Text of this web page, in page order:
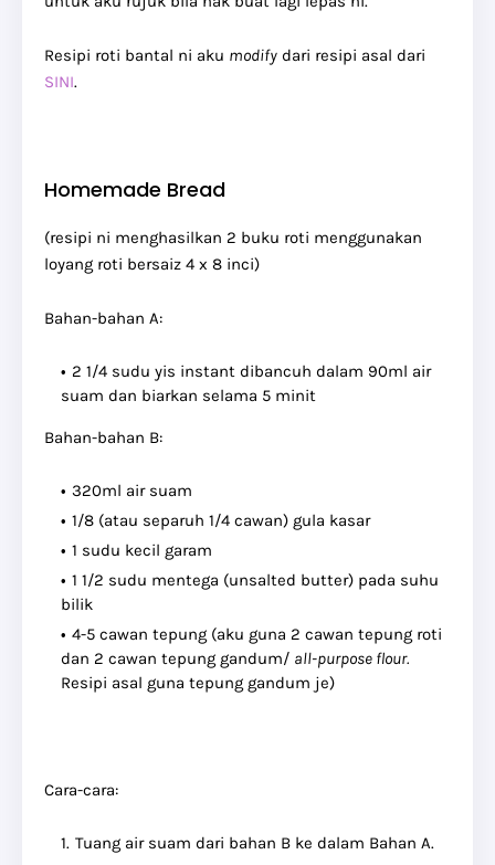
Resipi roti bantal ni aku modify dari resipi asal dari
SINI.
Homemade Bread
(resipi ni menghasilkan 2 buku roti menggunakan
loyang roti bersaiz 4 x 8 inci)
Bahan-bahan A:
2 1/4 sudu yis instant dibancuh dalam 90ml air
suam dan biarkan selama 5 minit
Bahan-bahan B:
320ml air suam
1/8 (atau separuh 1/4 cawan) gula kasar
1 sudu kecil garam
1 1/2 sudu mentega (unsalted butter) pada suhu
bilik
4-5 cawan tepung (aku guna 2 cawan tepung roti
dan 2 cawan tepung gandum/ all-purpose flour.
Resipi asal guna tepung gandum je)
Cara-cara:
Tuang air suam dari bahan B ke dalam Bahan A.